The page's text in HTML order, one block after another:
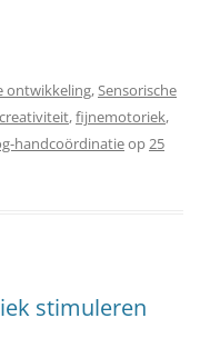
ontwikkeling,Sensorische
creativiteit,fijnemotoriek,
handcoördinatieop25
stimuleren